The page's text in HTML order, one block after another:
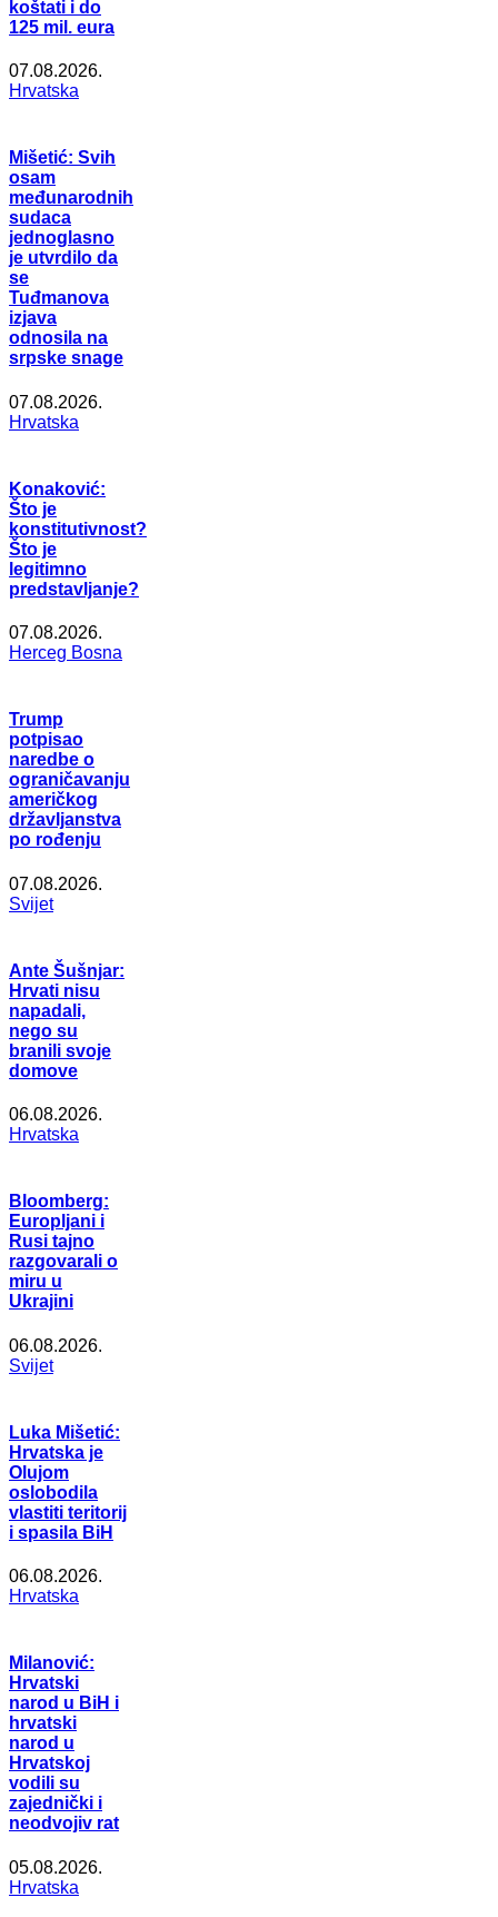
koštati i do
125 mil. eura
07.08.2026.
Hrvatska
Mišetić: Svih
osam
međunarodnih
sudaca
jednoglasno
je utvrdilo da
se
Tuđmanova
izjava
odnosila na
srpske snage
07.08.2026.
Hrvatska
Konaković:
Što je
konstitutivnost?
Što je
legitimno
predstavljanje?
07.08.2026.
Herceg Bosna
Trump
potpisao
naredbe o
ograničavanju
američkog
državljanstva
po rođenju
07.08.2026.
Svijet
Ante Šušnjar:
Hrvati nisu
napadali,
nego su
branili svoje
domove
06.08.2026.
Hrvatska
Bloomberg:
Europljani i
Rusi tajno
razgovarali o
miru u
Ukrajini
06.08.2026.
Svijet
Luka Mišetić:
Hrvatska je
Olujom
oslobodila
vlastiti teritorij
i spasila BiH
06.08.2026.
Hrvatska
Milanović:
Hrvatski
narod u BiH i
hrvatski
narod u
Hrvatskoj
vodili su
zajednički i
neodvojiv rat
05.08.2026.
Hrvatska